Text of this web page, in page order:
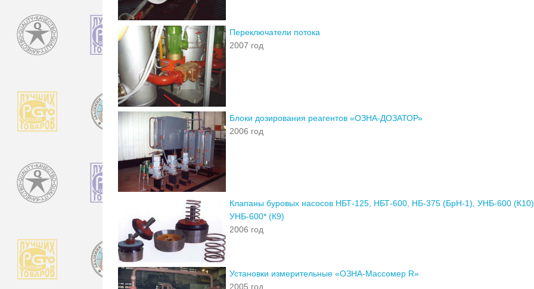
Переключатели потока
2007 год
Блоки дозирования реагентов «ОЗНА-ДОЗАТОР»
2006 год
Клапаны буровых насосов НБТ-125, НБТ-600, НБ-375 (БрН-1), УНБ-600
УНБ-600* (К9)
2006 год
Установки измерительные «ОЗНА-Массомер R»
2005 год